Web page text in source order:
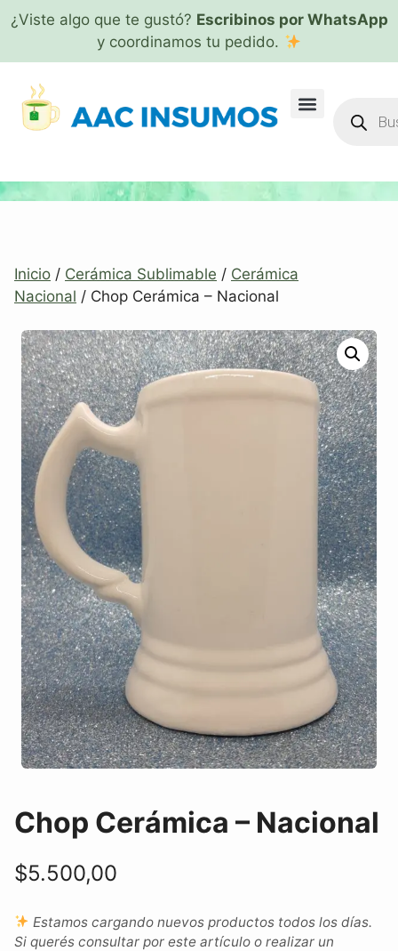
¿Viste algo que te gustó? Escribinos por WhatsApp
y coordinamos tu pedido.
Inicio / Cerámica Sublimable / Cerámica
Nacional / Chop Cerámica – Nacional
Chop Cerámica – Nacional
$5.500,00
Estamos cargando nuevos productos todos los días.
Si querés consultar por este artículo o realizar un